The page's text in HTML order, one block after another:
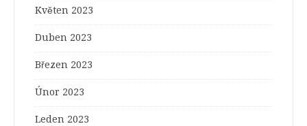
Květen 2023
Duben 2023
Březen 2023
Únor 2023
Leden 2023